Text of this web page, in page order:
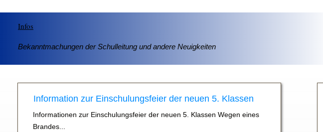
Infos
Bekanntmachungen der Schulleitung und andere Neuigkeiten
Information zur Einschulungsfeier der neuen 5. Klassen
Informationen zur Einschulungsfeier der neuen 5. Klassen Wegen eines
Brandes...